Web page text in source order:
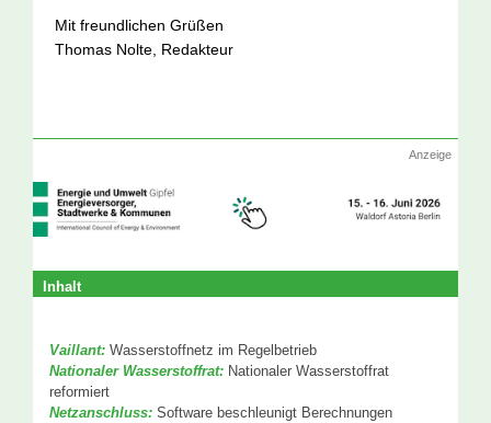
Mit freundlichen Grüßen
Thomas Nolte, Redakteur
Anzeige
Inhalt
Vaillant: Wasserstoffnetz im Regelbetrieb
Nationaler Wasserstoffrat: Nationaler Wasserstoffrat
reformiert
Netzanschluss: Software beschleunigt Berechnungen